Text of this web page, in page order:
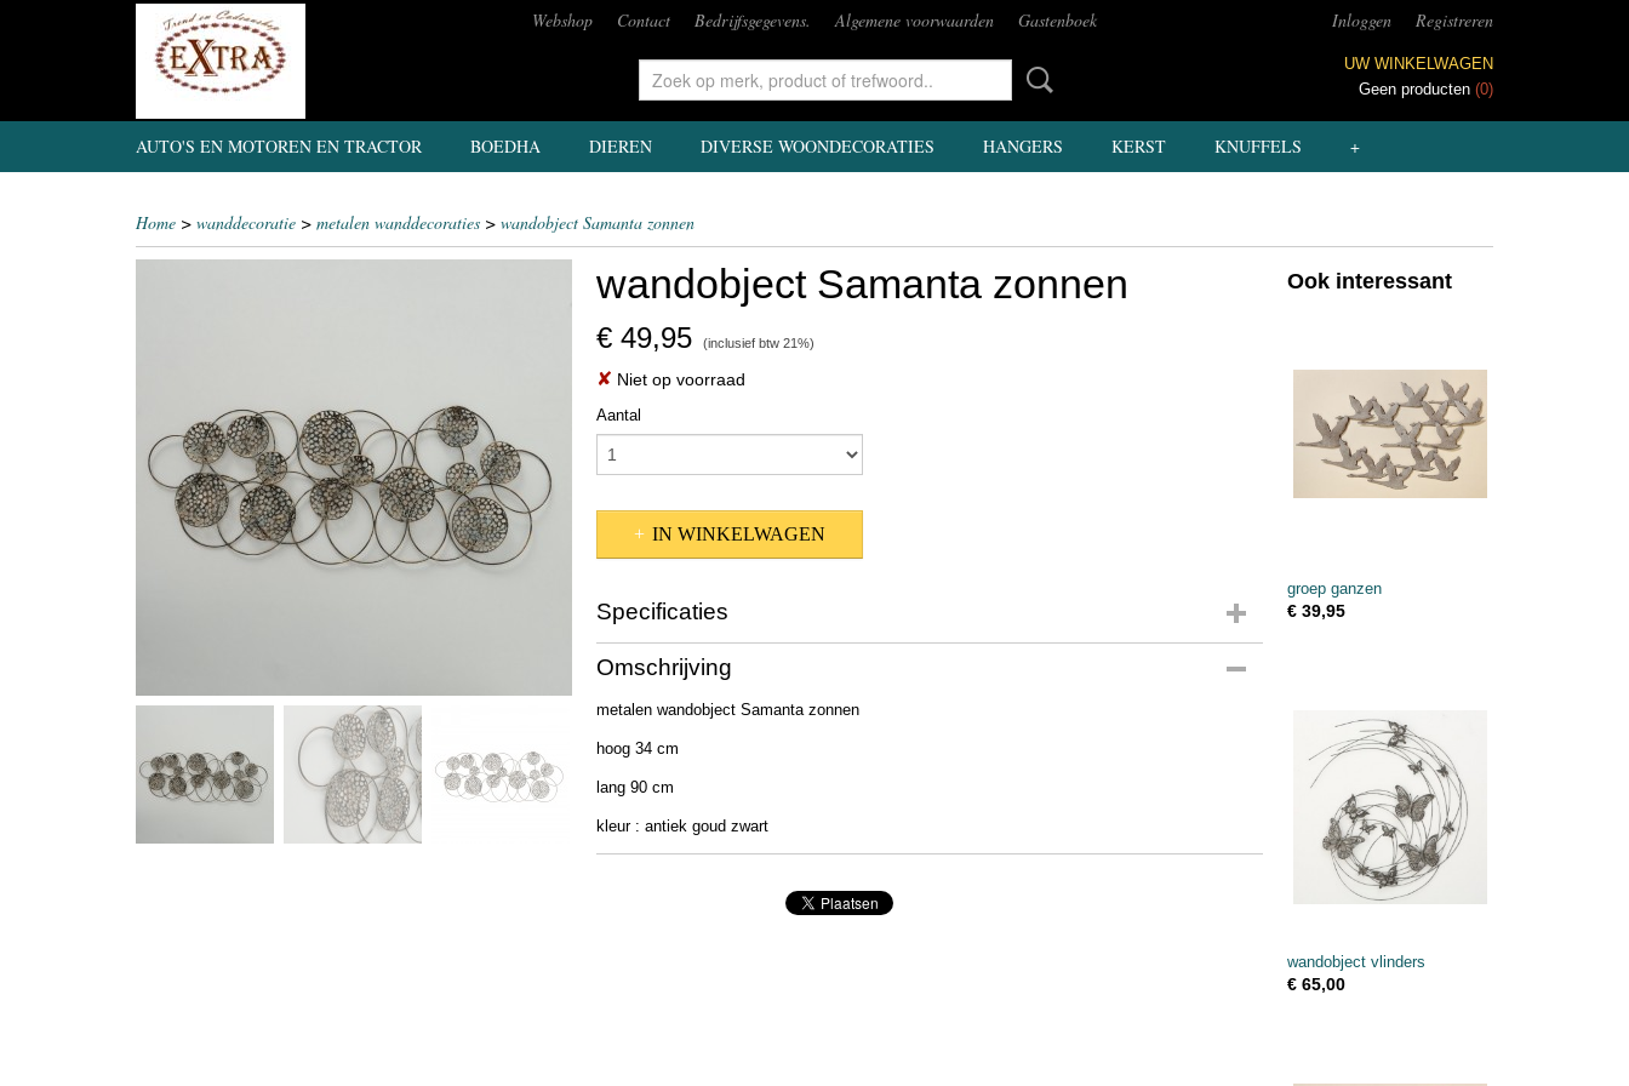
Webshop Contact Bedrijfsgegevens. Algemene voorwaarden Gastenboek Inloggen Registreren
UW WINKELWAGEN
Geen producten (0)
AUTO'S EN MOTOREN EN TRACTOR BOEDHA DIEREN DIVERSE WOONDECORATIES HANGERS KERST KNUFFELS +
Home > wanddecoratie > metalen wanddecoraties > wandobject Samanta zonnen
wandobject Samanta zonnen
€ 49,95 (inclusief btw 21%)
✘ Niet op voorraad
Aantal
IN WINKELWAGEN
Specificaties
Productcode
EAN code
Afmetingen (l,b,h)
Omschrijving
metalen wandobject Samanta zonnen
hoog 34 cm
lang 90 cm
kleur : antiek goud zwart
Ook interessant
groep ganzen
€ 39,95
wandobject vlinders
€ 65,00